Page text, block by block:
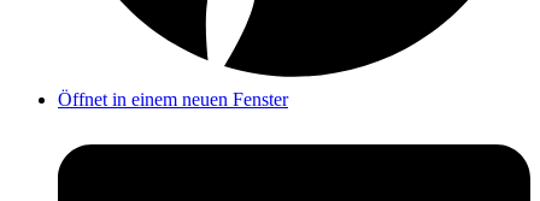
Öffnet in einem neuen Fenster